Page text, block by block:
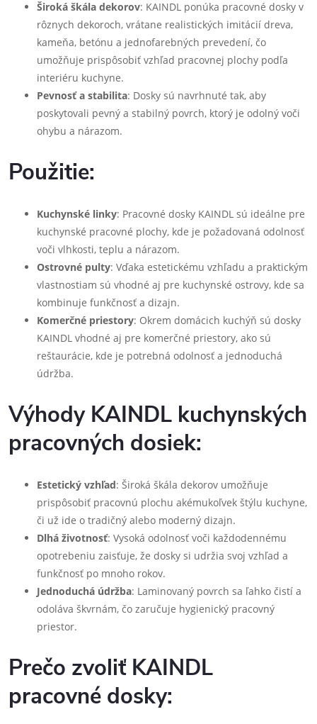
Široká škála dekorov: KAINDL ponúka pracovné dosky v
rôznych dekoroch, vrátane realistických imitácií dreva,
kameňa, betónu a jednofarebných prevedení, čo
umožňuje prispôsobiť vzhľad pracovnej plochy podľa
interiéru kuchyne.
Pevnosť a stabilita: Dosky sú navrhnuté tak, aby
poskytovali pevný a stabilný povrch, ktorý je odolný voči
ohybu a nárazom.
Použitie:
Kuchynské linky: Pracovné dosky KAINDL sú ideálne pre
kuchynské pracovné plochy, kde je požadovaná odolnosť
voči vlhkosti, teplu a nárazom.
Ostrovné pulty: Vďaka estetickému vzhľadu a praktickým
vlastnostiam sú vhodné aj pre kuchynské ostrovy, kde sa
kombinuje funkčnosť a dizajn.
Komerčné priestory: Okrem domácich kuchýň sú dosky
KAINDL vhodné aj pre komerčné priestory, ako sú
reštaurácie, kde je potrebná odolnosť a jednoduchá
údržba.
Výhody KAINDL kuchynských
pracovných dosiek:
Estetický vzhľad: Široká škála dekorov umožňuje
prispôsobiť pracovnú plochu akémukoľvek štýlu kuchyne,
či už ide o tradičný alebo moderný dizajn.
Dlhá životnosť: Vysoká odolnosť voči každodennému
opotrebeniu zaisťuje, že dosky si udržia svoj vzhľad a
funkčnosť po mnoho rokov.
Jednoduchá údržba: Laminovaný povrch sa ľahko čistí a
odoláva škvrnám, čo zaručuje hygienický pracovný
priestor.
Prečo zvoliť KAINDL
pracovné dosky: